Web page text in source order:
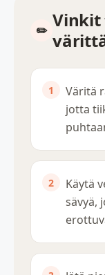
Väritä
jotta
Käytä
sävyä,